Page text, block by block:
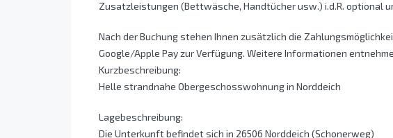
Zusatzleistungen (Bettwäsche, Handtücher usw.) i.d.R. optional
Nach der Buchung stehen Ihnen zusätzlich die
Google/Apple Pay zur Verfügung. Weitere Informationen
Kurzbeschreibung:
Helle strandnahe Obergeschosswohnung in Norddeich
Lagebeschreibung:
Die Unterkunft befindet sich in 26506 Norddeich (Schonerweg)